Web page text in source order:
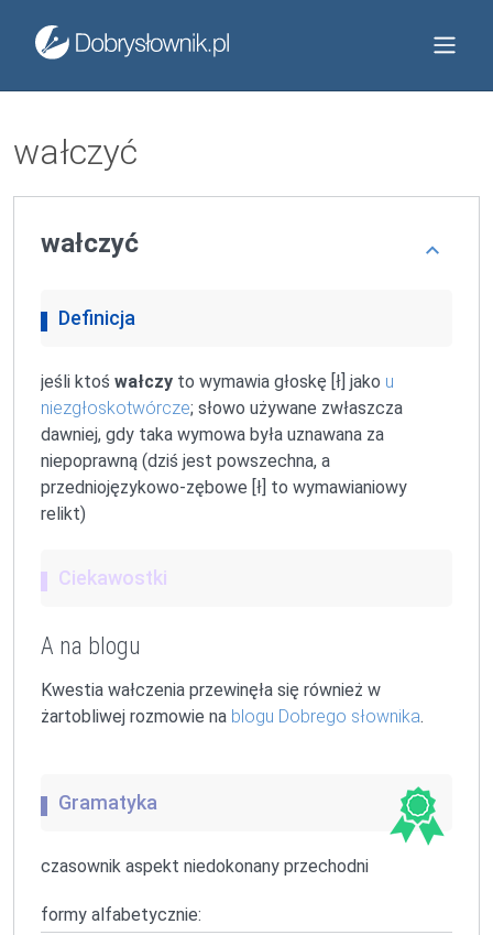
wałczyć
wałczyć
Definicja
jeśli ktoś wałczy to wymawia głoskę [ł] jako u
niezgłoskotwórcze; słowo używane zwłaszcza
dawniej, gdy taka wymowa była uznawana za
niepoprawną (dziś jest powszechna, a
przedniojęzykowo-zębowe [ł] to wymawianiowy
relikt)
Ciekawostki
A na blogu
Kwestia wałczenia przewinęła się również w
żartobliwej rozmowie na blogu Dobrego słownika.
Gramatyka
czasownik aspekt niedokonany przechodni
formy alfabetycznie: